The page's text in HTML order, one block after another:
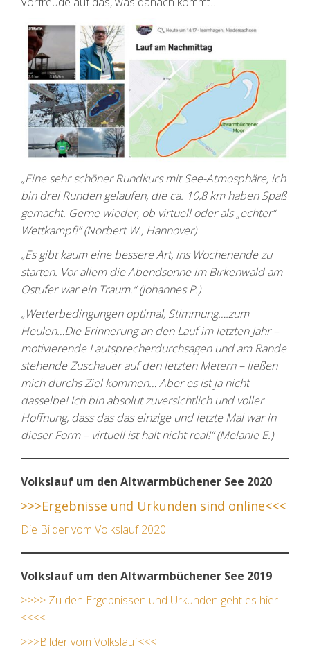
„Eine sehr schöner Rundkurs mit See-Atmosphäre, ich
bin drei Runden gelaufen, die ca. 10,8 km haben Spaß
gemacht. Gerne wieder, ob virtuell oder als „echter“
Wettkampf!“ (Norbert W., Hannover)
„Es gibt kaum eine bessere Art, ins Wochenende zu
starten. Vor allem die Abendsonne im Birkenwald am
Ostufer war ein Traum.“ (Johannes P.)
„Wetterbedingungen optimal, Stimmung….zum
Heulen…Die Erinnerung an den Lauf im letzten Jahr –
motivierende Lautsprecherdurchsagen und am Rande
stehende Zuschauer auf den letzten Metern – ließen
mich durchs Ziel kommen… Aber es ist ja nicht
dasselbe! Ich bin absolut zuversichtlich und voller
Hoffnung, dass das das einzige und letzte Mal war in
dieser Form – virtuell ist halt nicht real!“ (Melanie E.)
Volkslauf um den Altwarmbüchener See 2020
>>>Ergebnisse und Urkunden sind online<<<
Die Bilder vom Volkslauf 2020
Volkslauf um den Altwarmbüchener See 2019
>>>> Zu den Ergebnissen und Urkunden geht es hier
<<<<
>>>Bilder vom Volkslauf<<<